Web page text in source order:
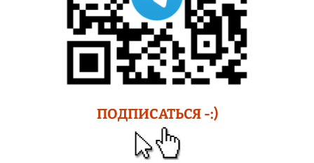
ПОДПИСАТЬСЯ -:)